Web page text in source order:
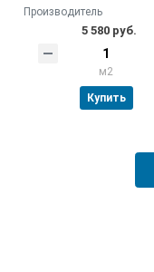
Производитель
5 580 руб.
м2
Купить